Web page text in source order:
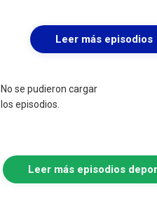
Leer más episodios
No se pudieron cargar
los episodios.
Leer más episodios